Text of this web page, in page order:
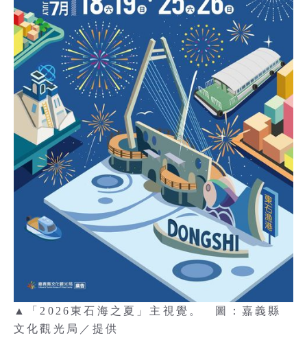
▲「2026東石海之夏」主視覺。 圖：嘉義縣
文化觀光局／提供